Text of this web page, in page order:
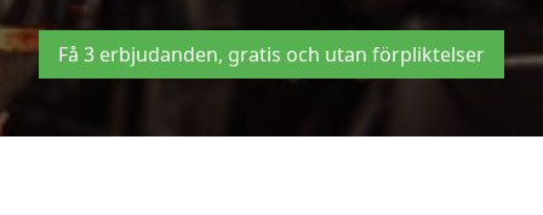
Få 3 erbjudanden, gratis och utan förpliktelser